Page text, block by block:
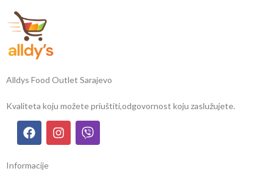
Alldys Food Outlet Sarajevo
Kvaliteta koju možete priuštiti,odgovornost koju zaslužujete.
Informacije